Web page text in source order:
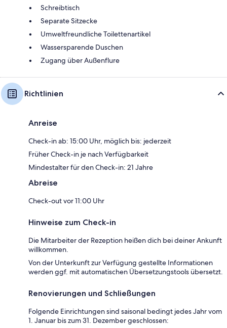
Schreibtisch
Separate Sitzecke
Umweltfreundliche Toilettenartikel
Wassersparende Duschen
Zugang über Außenflure
Richtlinien
Anreise
Check-in ab: 15:00 Uhr, möglich bis: jederzeit
Früher Check-in je nach Verfügbarkeit
Mindestalter für den Check-in: 21 Jahre
Abreise
Check-out vor 11:00 Uhr
Hinweise zum Check-in
Die Mitarbeiter der Rezeption heißen dich bei deiner Ankunft
willkommen.
Von der Unterkunft zur Verfügung gestellte Informationen
werden ggf. mit automatischen Übersetzungstools übersetzt.
Renovierungen und Schließungen
Folgende Einrichtungen sind saisonal bedingt jedes Jahr vom
1. Januar bis zum 31. Dezember geschlossen: